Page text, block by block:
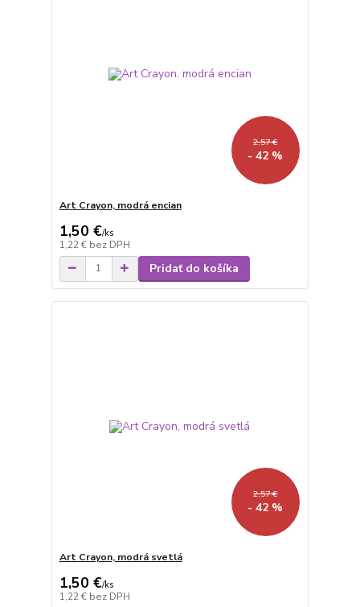
2,57 €
- 42 %
Art Crayon, modrá encian
1,50 €/ks
1,22 € bez DPH
Pridať do košíka
2,57 €
- 42 %
Art Crayon, modrá svetlá
1,50 €/ks
1,22 € bez DPH